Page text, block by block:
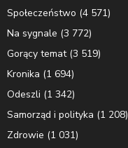
Społeczeństwo (4 571)
Na sygnale (3 772)
Gorący temat(3 519)
Kronika (1 694)
Odeszli (1 342)
Samorząd i polityka (1 208)
Zdrowie (1 031)